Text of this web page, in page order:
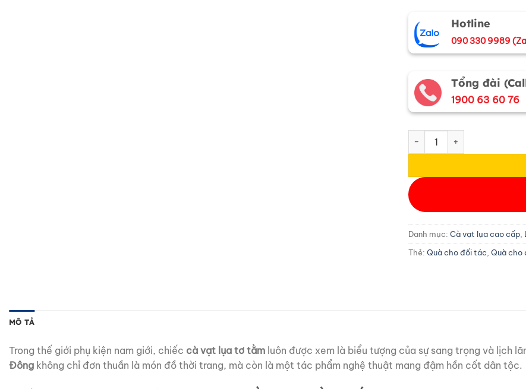
Hotline
090 330 9989
Tổng đài
1900 63 60 76
Cà vạt lụa tơ tằm họa tiết
Danh mục: Cà vạt lụa cao cấp
Thẻ: Quà cho đối tác Quà cho
MÔ TẢ
Trong thế giới phụ kiện nam giới, chiếc cà vạt lụa tơ tằm luôn được xem là biểu tượng của sự sang trọng và lịch
Đông không chỉ đơn thuần là món đồ thời trang, mà còn là một tác phẩm nghệ thuật mang đậm hồn cốt dân tộc.